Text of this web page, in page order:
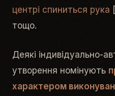
центрі спиниться рука
тощо.
Деякі індивідуально-
утворення номінують
характером